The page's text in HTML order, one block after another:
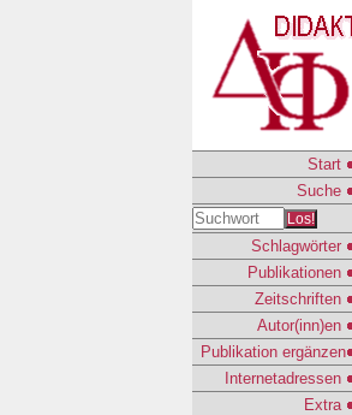
Start
Suche
Los!
Schlagwörter
Publikationen
Zeitschriften
Autor(inn)en
Publikation ergänzen
Internetadressen
Extra